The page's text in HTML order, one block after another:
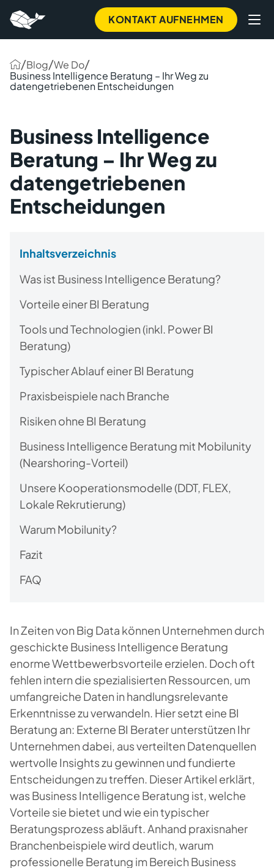
KONTAKT AUFNEHMEN
/Blog/We Do/
Business Intelligence Beratung – Ihr Weg zu
datengetriebenen Entscheidungen
Business Intelligence
Beratung – Ihr Weg zu
datengetriebenen
Entscheidungen
Inhaltsverzeichnis
Was ist Business Intelligence Beratung?
Vorteile einer BI Beratung
Tools und Technologien (inkl. Power BI
Beratung)
Typischer Ablauf einer BI Beratung
Praxisbeispiele nach Branche
Risiken ohne BI Beratung
Business Intelligence Beratung mit Mobilunity
(Nearshoring-Vorteil)
Unsere Kooperationsmodelle (DDT, FLEX,
Lokale Rekrutierung)
Warum Mobilunity?
Fazit
FAQ
In Zeiten von Big Data können Unternehmen durch
geschickte Business Intelligence Beratung
enorme Wettbewerbsvorteile erzielen. Doch oft
fehlen intern die spezialisierten Ressourcen, um
umfangreiche Daten in handlungsrelevante
Erkenntnisse zu verwandeln. Hier setzt eine BI
Beratung an: Externe BI Berater unterstützen Ihr
Unternehmen dabei, aus verteilten Datenquellen
wertvolle Insights zu gewinnen und fundierte
Entscheidungen zu treffen. Dieser Artikel erklärt,
was Business Intelligence Beratung ist, welche
Vorteile sie bietet und wie ein typischer
Beratungsprozess abläuft. Anhand praxisnaher
Branchenbeispiele wird deutlich, warum
professionelle Beratung im Bereich Business